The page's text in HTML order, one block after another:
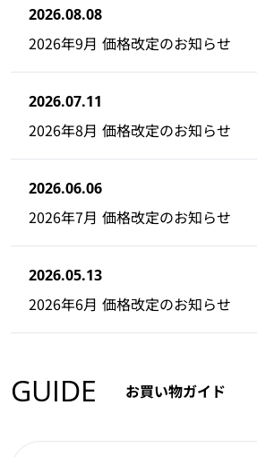
2026.08.08
2026年9月 価格改定のお知らせ
2026.07.11
2026年8月 価格改定のお知らせ
2026.06.06
2026年7月 価格改定のお知らせ
2026.05.13
2026年6月 価格改定のお知らせ
GUIDE お買い物ガイド